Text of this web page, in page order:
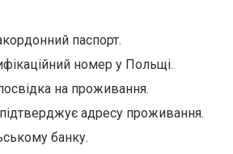
паспорт.
номер у Польщі.
на проживання.
адресу проживання.
банку.